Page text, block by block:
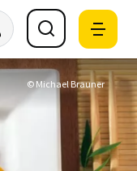
© Michael Brauner